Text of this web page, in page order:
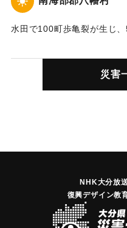
水田で100町歩亀裂が生じ
｜固有コード:00277004
災害
NHK大分放
復興デザイン教